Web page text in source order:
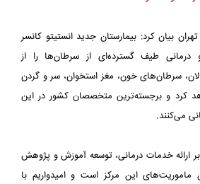
بیان کرد: بیمارستان جدید انستیتو کانسر
طیف گسترده‌ای از سرطان‌ها را از
سرطان‌های خون، مغز استخوان، سر و گردن
کرد و برجسته‌ترین متخصصان کشور در این
می‌کنند.
ارائه خدمات درمانی، توسعه آموزش و پژوهش
ماموریت‌های این مرکز است و امیدواریم با